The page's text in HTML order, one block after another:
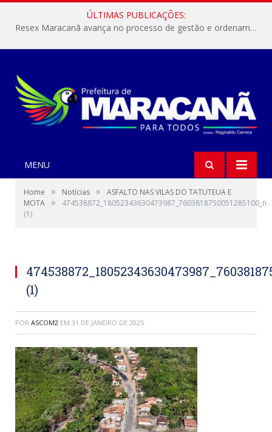
ÚLTIMAS PUBLICAÇÕES:
Resex Maracanã avança no processo de gestão e ordenamento do turismo em nossas áreas protegidas.
MENU
Home » Notícias »
ASFALTO NAS VILAS DO TATUTEUA E
MOTA »
474538872_18052343630473987_7603818750051285100_n
(1)
(1)
POR ASCOM2 EM 31 DE JANEIRO DE 2025